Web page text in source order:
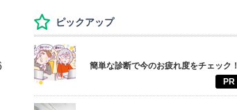
ピックアップ
簡単な診断で今のお疲れ度をチェック！
PR